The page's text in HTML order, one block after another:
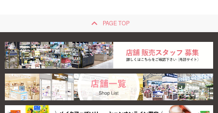
keyboard_arrow_up PAGE TOP